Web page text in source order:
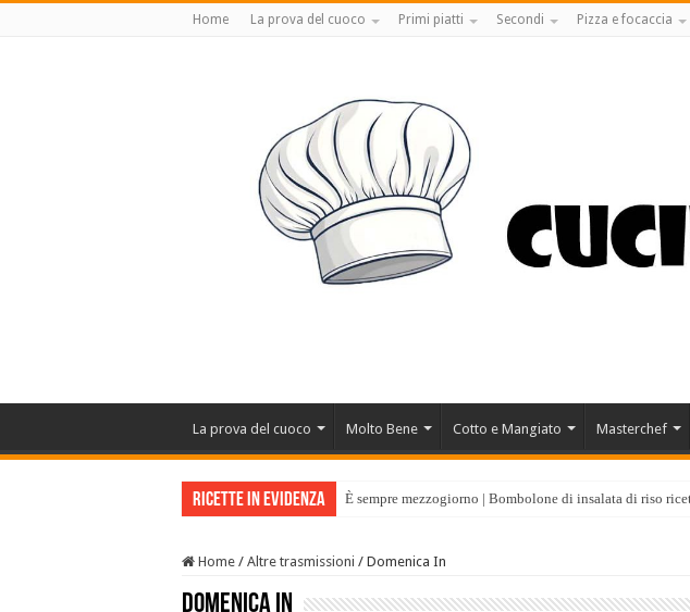
Home La prova del cuoco Primi piatti Secondi Pizza e focaccia
La prova del cuoco Molto Bene Cotto e Mangiato Masterchef
Ricette in evidenza È sempre mezzogiorno | Bombolone di insalata di riso
Home / Altre trasmissioni / Domenica In
Domenica In